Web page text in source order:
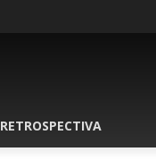
RETROSPECTIVA